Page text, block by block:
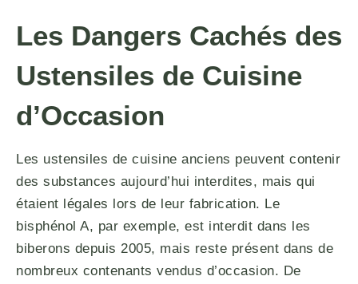
Les Dangers Cachés des
Ustensiles de Cuisine
d’Occasion
Les ustensiles de cuisine anciens peuvent contenir
des substances aujourd’hui interdites, mais qui
étaient légales lors de leur fabrication. Le
bisphénol A, par exemple, est interdit dans les
biberons depuis 2005, mais reste présent dans de
nombreux contenants vendus d’occasion. De